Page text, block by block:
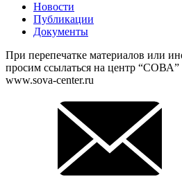
Новости
Публикации
Документы
При перепечатке материалов или
просим ссылаться на центр “СОВА”
www.sova-center.ru